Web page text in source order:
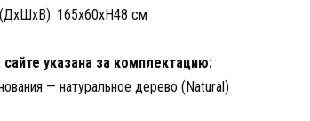
165x60xH48 см
сайте указана за комплектацию:
— натуральное дерево (Natural)